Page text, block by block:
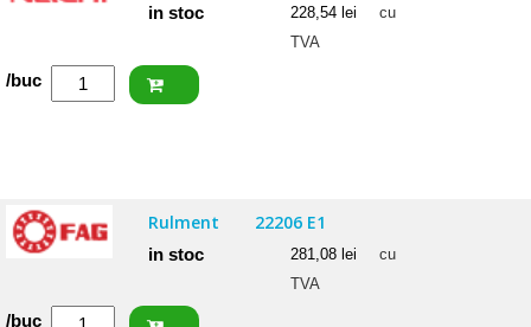
in stoc 228,54 lei
cu
TVA
Cantitate
NACHI
/buc
Rulment 22206 E1
in stoc 281,08 lei
cu
TVA
Cantitate
/buc